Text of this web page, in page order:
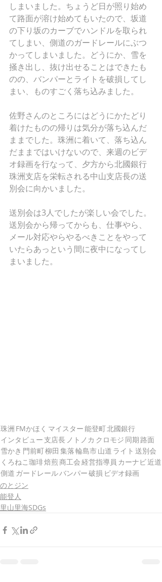
しまいました。ちょうど日が照り始め
て路面が溶け始めてもいたので、坂道
の下り坂のカーブでハンドルを取られ
てしまい、側道のガードレールにぶつ
かってしまいました。どうにか、雪を
掻き出し、抜け出せることはできたも
のの、バンパーとライトを破損してし
まい、ものすごく落ち込みました。
佐野さんのところにはどうにかたどり
着けたものの帰りは気分が落ち込んだ
ままでした。珠洲に着いて、落ち込ん
だままではいけないので、来週のビデ
オ録画を行なって、夕方から北國銀行
珠洲支店を栄転される中山支店長の送
別会に向かいました。
送別会は3人でしたが楽しい会でした。
送別会から帰ってからも、仕事やら、
メール対応やらやるべきことをやって
いたらあっという間に夜中になってし
まいました。
珠洲 FMかほく マイスター能登町北國銀行
インタビュー支店長 ノトノカ クロモジ 同期 路面
雪かき 門前町柳田 集落輪島市山道 ライト 送別会
くろねこ珈琲焙煎商工会経営指導員 カーナビ近道
側道 ガードレールバンパー破損 ビデオ録画
のとジン
能登人
里山里海SDGs